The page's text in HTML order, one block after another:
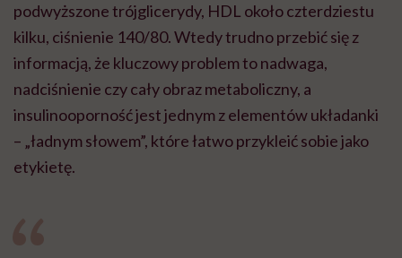
podwyższone trójglicerydy, HDL około czterdziestu
kilku, ciśnienie 140/80. Wtedy trudno przebić się z
informacją, że kluczowy problem to nadwaga,
nadciśnienie czy cały obraz metaboliczny, a
insulinooporność jest jednym z elementów układanki
– „ładnym słowem”, które łatwo przykleić sobie jako
etykietę.